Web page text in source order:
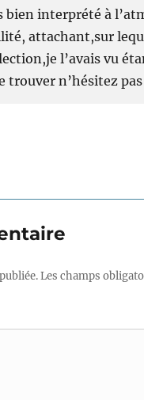
interprété à
attachant,sur
l’avais vu
trouver n’hésitez
Les champs